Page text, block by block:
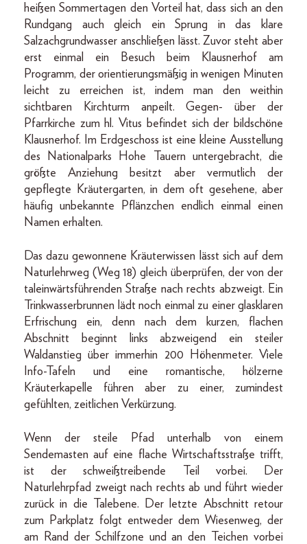
heißen Sommertagen den Vorteil hat, dass sich an den
Rundgang auch gleich ein Sprung in das klare
Salzachgrundwasser anschließen lässt. Zuvor steht aber
erst einmal ein Besuch beim Klausnerhof am
Programm, der orientierungsmäßig in wenigen Minuten
leicht zu erreichen ist, indem man den weithin
sichtbaren Kirchturm anpeilt. Gegen- über der
Pfarrkirche zum hl. Vitus befindet sich der bildschöne
Klausnerhof. Im Erdgeschoss ist eine kleine Ausstellung
des Nationalparks Hohe Tauern untergebracht, die
größte Anziehung besitzt aber vermutlich der
gepflegte Kräutergarten, in dem oft gesehene, aber
häufig unbekannte Pflänzchen endlich einmal einen
Namen erhalten.
Das dazu gewonnene Kräuterwissen lässt sich auf dem
Naturlehrweg (Weg 18) gleich überprüfen, der von der
taleinwärtsführenden Straße nach rechts abzweigt. Ein
Trinkwasserbrunnen lädt noch einmal zu einer glasklaren
Erfrischung ein, denn nach dem kurzen, flachen
Abschnitt beginnt links abzweigend ein steiler
Waldanstieg über immerhin 200 Höhenmeter. Viele
Info-Tafeln und eine romantische, hölzerne
Kräuterkapelle führen aber zu einer, zumindest
gefühlten, zeitlichen Verkürzung.
Wenn der steile Pfad unterhalb von einem
Sendemasten auf eine flache Wirtschaftsstraße trifft,
ist der schweißtreibende Teil vorbei. Der
Naturlehrpfad zweigt nach rechts ab und führt wieder
zurück in die Talebene. Der letzte Abschnitt retour
zum Parkplatz folgt entweder dem Wiesenweg, der
am Rand der Schilfzone und an den Teichen vorbei